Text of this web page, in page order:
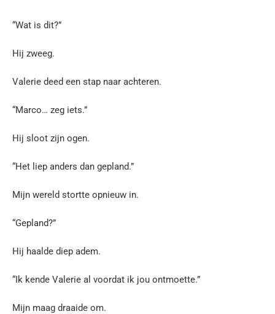
“Wat is dit?”
Hij zweeg.
Valerie deed een stap naar achteren.
“Marco… zeg iets.”
Hij sloot zijn ogen.
“Het liep anders dan gepland.”
Mijn wereld stortte opnieuw in.
“Gepland?”
Hij haalde diep adem.
“Ik kende Valerie al voordat ik jou ontmoette.”
Mijn maag draaide om.